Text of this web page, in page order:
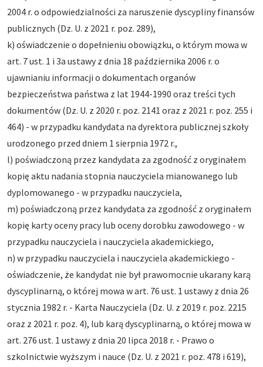
2004 r. o odpowiedzialności za naruszenie dyscypliny finansów
publicznych (Dz. U. z 2021 r. poz. 289),
k) oświadczenie o dopełnieniu obowiązku, o którym mowa w
art. 7 ust. 1 i 3a ustawy z dnia 18 października 2006 r. o
ujawnianiu informacji o dokumentach organów
bezpieczeństwa państwa z lat 1944-1990 oraz treści tych
dokumentów (Dz. U. z 2020 r. poz. 2141 oraz z 2021 r. poz. 255 i
464) - w przypadku kandydata na dyrektora publicznej szkoły
urodzonego przed dniem 1 sierpnia 1972 r.,
l) poświadczoną przez kandydata za zgodność z oryginałem
kopię aktu nadania stopnia nauczyciela mianowanego lub
dyplomowanego - w przypadku nauczyciela,
m) poświadczoną przez kandydata za zgodność z oryginałem
kopię karty oceny pracy lub oceny dorobku zawodowego - w
przypadku nauczyciela i nauczyciela akademickiego,
n) w przypadku nauczyciela i nauczyciela akademickiego -
oświadczenie, że kandydat nie był prawomocnie ukarany karą
dyscyplinarną, o której mowa w art. 76 ust. 1 ustawy z dnia 26
stycznia 1982 r. - Karta Nauczyciela (Dz. U. z 2019 r. poz. 2215
oraz z 2021 r. poz. 4), lub karą dyscyplinarną, o której mowa w
art. 276 ust. 1 ustawy z dnia 20 lipca 2018 r. - Prawo o
szkolnictwie wyższym i nauce (Dz. U. z 2021 r. poz. 478 i 619),